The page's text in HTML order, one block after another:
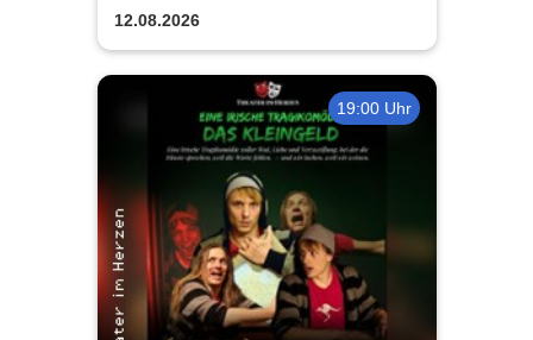
12.08.2026
19:00 Uhr